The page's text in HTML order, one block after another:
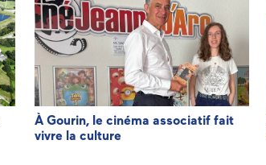
À Gourin, le cinéma associatif fait
vivre la culture